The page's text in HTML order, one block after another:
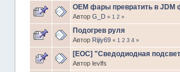
OEM фары превратить в
Автор G_D « 1 2»
Подогрев руля
Автор Rijiy69 « 1 2 3 4»
[EOC] "Сведодиодная
Автор levlfs